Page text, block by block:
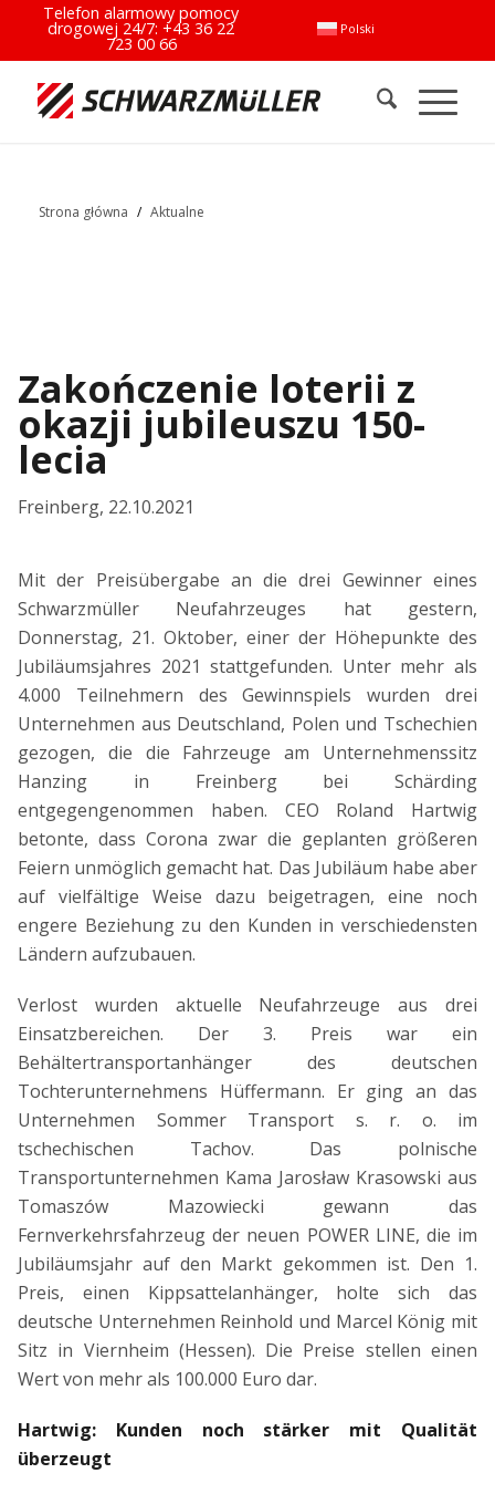
Polski
Telefon alarmowy pomocy
drogowej 24/7:+43 36 22
723 00 66
Strona główna / Aktualne
Zakończenie loterii z
okazji jubileuszu 150-
lecia
Freinberg, 22.10.2021
Mit der Preisübergabe an die drei Gewinner eines
Schwarzmüller Neufahrzeuges hat gestern,
Donnerstag, 21. Oktober, einer der Höhepunkte des
Jubiläumsjahres 2021 stattgefunden. Unter mehr als
4.000 Teilnehmern des Gewinnspiels wurden drei
Unternehmen aus Deutschland, Polen und Tschechien
gezogen, die die Fahrzeuge am Unternehmenssitz
Hanzing in Freinberg bei Schärding
entgegengenommen haben. CEO Roland Hartwig
betonte, dass Corona zwar die geplanten größeren
Feiern unmöglich gemacht hat. Das Jubiläum habe aber
auf vielfältige Weise dazu beigetragen, eine noch
engere Beziehung zu den Kunden in verschiedensten
Ländern aufzubauen.
Verlost wurden aktuelle Neufahrzeuge aus drei
Einsatzbereichen. Der 3. Preis war ein
Behältertransportanhänger des deutschen
Tochterunternehmens Hüffermann. Er ging an das
Unternehmen Sommer Transport s. r. o. im
tschechischen Tachov. Das polnische
Transportunternehmen Kama Jarosław Krasowski aus
Tomaszów Mazowiecki gewann das
Fernverkehrsfahrzeug der neuen POWER LINE, die im
Jubiläumsjahr auf den Markt gekommen ist. Den 1.
Preis, einen Kippsattelanhänger, holte sich das
deutsche Unternehmen Reinhold und Marcel König mit
Sitz in Viernheim (Hessen). Die Preise stellen einen
Wert von mehr als 100.000 Euro dar.
Hartwig: Kunden noch stärker mit Qualität
überzeugt